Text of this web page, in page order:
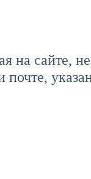
на сайте,